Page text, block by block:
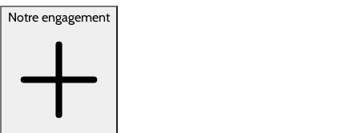
Notre engagement